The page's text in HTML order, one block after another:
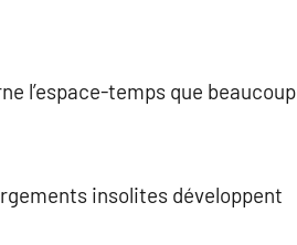
l’espace-temps que beaucoup
insolites développent